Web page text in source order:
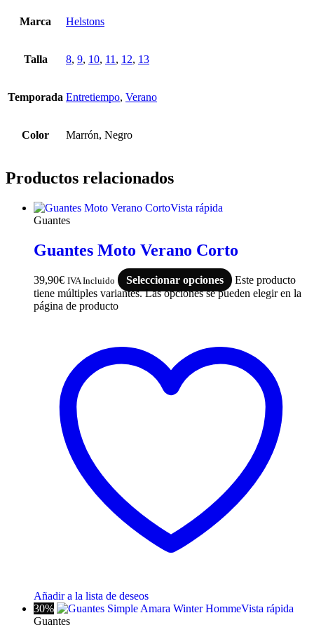
Marca Helstons
Talla 8, 9, 10, 11 , 12, 13
Temporada Entretiempo, Verano
Color Marrón, Negro
Productos relacionados
Vista rápida
Guantes
Guantes Moto Verano Corto
39,90€ IVA Incluido Seleccionar opciones
Este producto
tiene múltiples variantes. Las opciones se pueden elegir en la
página de producto
Añadir a la lista de deseos
30%
Vista rápida
Guantes